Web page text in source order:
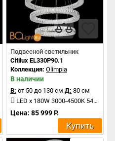
Подвесной светильник
Citilux EL330P90.1
Коллекция: Olimpia
В наличии
В: от 50 до 130 см Д: 80 см
LED x 180W 3000-4500K 5400Lm
Цена: 85 999 Р.
Купить